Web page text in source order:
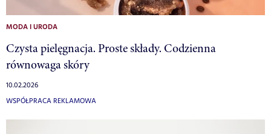
MODA I URODA
Czysta pielęgnacja. Proste składy. Codzienna
równowaga skóry
10.02.2026
WSPÓŁPRACA REKLAMOWA